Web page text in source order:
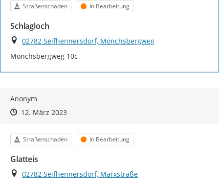
Kategorie
Straßenschaden Status
In Bearbeitung
Schlagloch
Ort
02782 Seifhennersdorf, Mönchsbergweg
Mönchsbergweg 10c
Anonym
Zeitpunkt des Erstellens
Zeitpunkt des Erstellens
12. März 2023Zur Äußerung
Kategorie
Straßenschaden Status
In Bearbeitung
Glatteis
Ort
02782 Seifhennersdorf, Marxstraße